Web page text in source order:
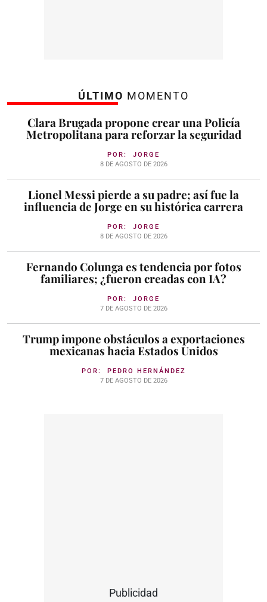
ÚLTIMO MOMENTO
Clara Brugada propone crear una Policía
Metropolitana para reforzar la seguridad
POR: JORGE
8 DE AGOSTO DE 2026
Lionel Messi pierde a su padre; así fue la
influencia de Jorge en su histórica carrera
POR: JORGE
8 DE AGOSTO DE 2026
Fernando Colunga es tendencia por fotos
familiares; ¿fueron creadas con IA?
POR: JORGE
7 DE AGOSTO DE 2026
Trump impone obstáculos a exportaciones
mexicanas hacia Estados Unidos
POR: PEDRO HERNÁNDEZ
7 DE AGOSTO DE 2026
Publicidad